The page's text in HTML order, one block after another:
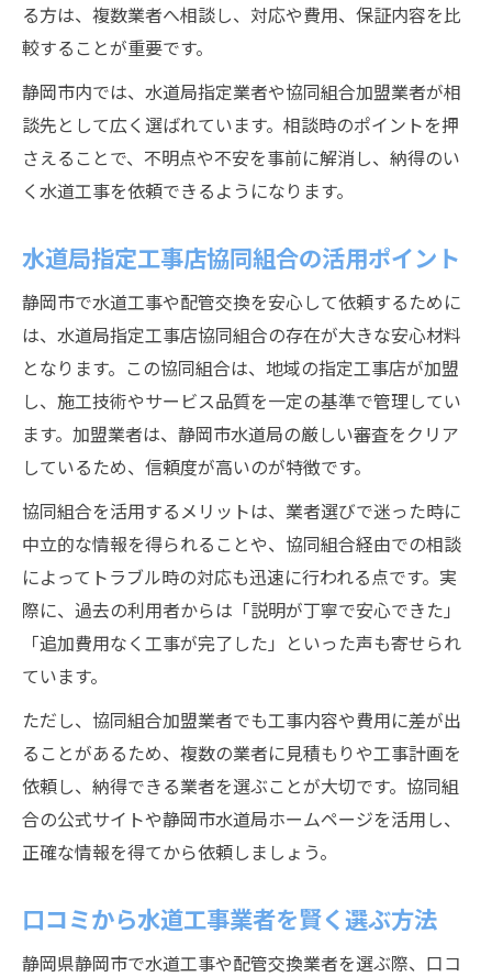
る方は、複数業者へ相談し、対応や費用、保証内容を比
較することが重要です。
静岡市内では、水道局指定業者や協同組合加盟業者が相
談先として広く選ばれています。相談時のポイントを押
さえることで、不明点や不安を事前に解消し、納得のい
く水道工事を依頼できるようになります。
水道局指定工事店協同組合の活用ポイント
静岡市で水道工事や配管交換を安心して依頼するために
は、水道局指定工事店協同組合の存在が大きな安心材料
となります。この協同組合は、地域の指定工事店が加盟
し、施工技術やサービス品質を一定の基準で管理してい
ます。加盟業者は、静岡市水道局の厳しい審査をクリア
しているため、信頼度が高いのが特徴です。
協同組合を活用するメリットは、業者選びで迷った時に
中立的な情報を得られることや、協同組合経由での相談
によってトラブル時の対応も迅速に行われる点です。実
際に、過去の利用者からは「説明が丁寧で安心できた」
「追加費用なく工事が完了した」といった声も寄せられ
ています。
ただし、協同組合加盟業者でも工事内容や費用に差が出
ることがあるため、複数の業者に見積もりや工事計画を
依頼し、納得できる業者を選ぶことが大切です。協同組
合の公式サイトや静岡市水道局ホームページを活用し、
正確な情報を得てから依頼しましょう。
口コミから水道工事業者を賢く選ぶ方法
静岡県静岡市で水道工事や配管交換業者を選ぶ際、口コ